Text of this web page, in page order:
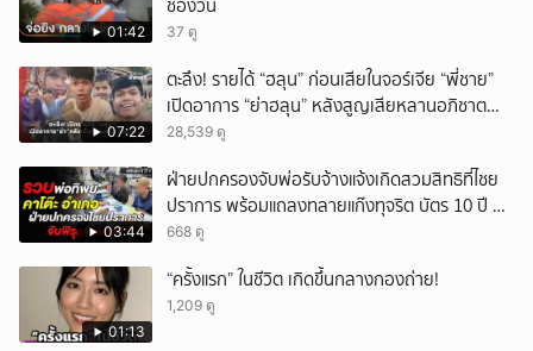
01:42
ช่องวัน
37 ดู
07:22
ตะลึง! รายได้ “ฮลุน” ก่อนเสียในจอร์เจีย “พี่ชาย”
เปิดอาการ “ย่าฮลุน” หลังสูญเสียหลานอภิชาต
บุตร!
28,539 ดู
03:44
ฝ่ายปกครองจับพ่อรับจ้างแจ้งเกิดสวมสิทธิที่ไชย
ปราการ พร้อมแถลงทลายแก๊งทุจริต บัตร 10 ปี ที่
แม่สอด
668 ดู
01:13
“ครั้งแรก” ในชีวิต เกิดขึ้นกลางกองถ่าย!
1,209 ดู